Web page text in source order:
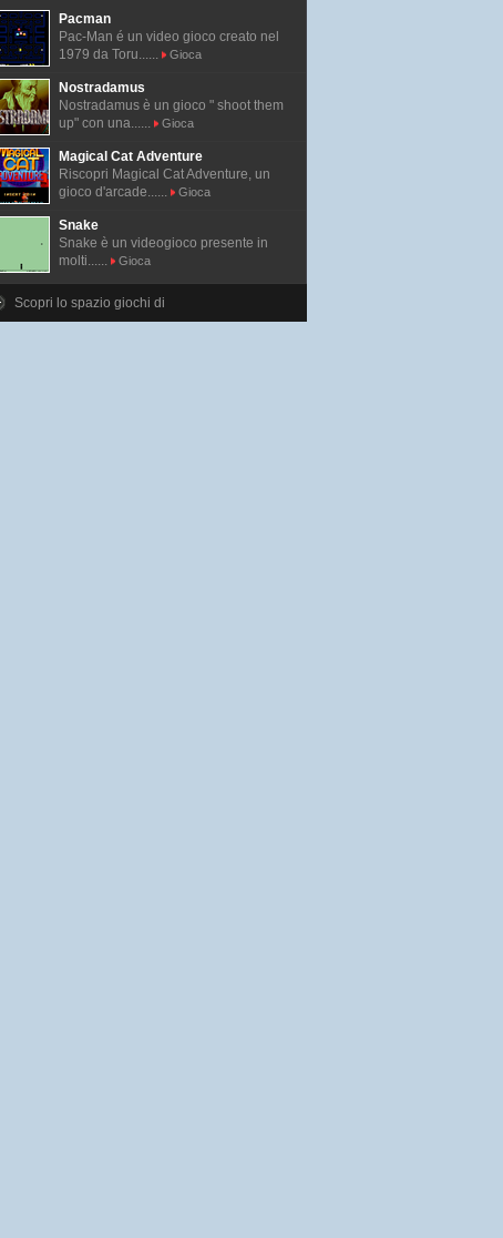
Pacman
Pac-Man é un video gioco creato nel
1979 da Toru......
Gioca
Nostradamus
Nostradamus è un gioco " shoot them
up" con una......
Gioca
Magical Cat Adventure
Riscopri Magical Cat Adventure, un
gioco d'arcade......
Gioca
Snake
Snake è un videogioco presente in
molti......
Gioca
Scopri lo spazio giochi di